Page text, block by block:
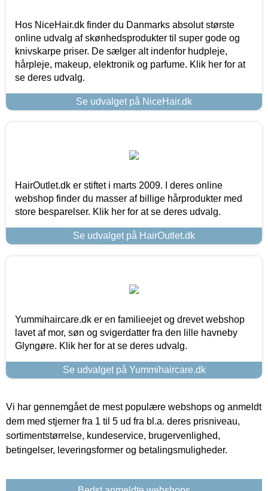
Hos NiceHair.dk finder du Danmarks absolut største
online udvalg af skønhedsprodukter til super gode og
knivskarpe priser. De sælger alt indenfor hudpleje,
hårpleje, makeup, elektronik og parfume. Klik her for at
se deres udvalg.
Se udvalget på NiceHair.dk
HairOutlet.dk er stiftet i marts 2009. I deres online
webshop finder du masser af billige hårprodukter med
store besparelser. Klik her for at se deres udvalg.
Se udvalget på HairOutlet.dk
Yummihaircare.dk er en familieejet og drevet webshop
lavet af mor, søn og svigerdatter fra den lille havneby
Glyngøre. Klik her for at se deres udvalg.
Se udvalget på Yummihaircare.dk
Vi har gennemgået de mest populære webshops og anmeldt
dem med stjerner fra 1 til 5 ud fra bl.a. deres prisniveau,
sortimentstørrelse, kundeservice, brugervenlighed,
betingelser, leveringsformer og betalingsmuligheder.